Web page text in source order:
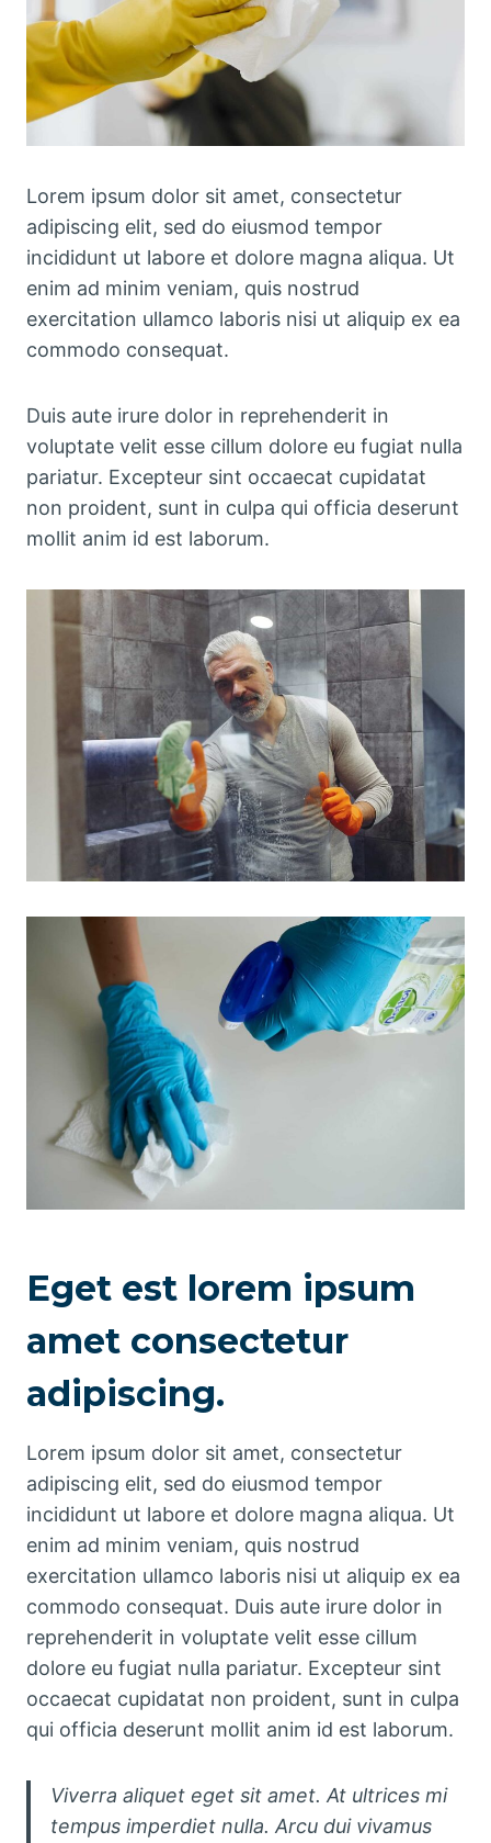
Lorem ipsum dolor sit amet, consectetur
adipiscing elit, sed do eiusmod tempor
incididunt ut labore et dolore magna aliqua. Ut
enim ad minim veniam, quis nostrud
exercitation ullamco laboris nisi ut aliquip ex ea
commodo consequat.
Duis aute irure dolor in reprehenderit in
voluptate velit esse cillum dolore eu fugiat nulla
pariatur. Excepteur sint occaecat cupidatat
non proident, sunt in culpa qui officia deserunt
mollit anim id est laborum.
Eget est lorem ipsum
amet consectetur
adipiscing.
Lorem ipsum dolor sit amet, consectetur
adipiscing elit, sed do eiusmod tempor
incididunt ut labore et dolore magna aliqua. Ut
enim ad minim veniam, quis nostrud
exercitation ullamco laboris nisi ut aliquip ex ea
commodo consequat. Duis aute irure dolor in
reprehenderit in voluptate velit esse cillum
dolore eu fugiat nulla pariatur. Excepteur sint
occaecat cupidatat non proident, sunt in culpa
qui officia deserunt mollit anim id est laborum.
Viverra aliquet eget sit amet. At ultrices mi
tempus imperdiet nulla. Arcu dui vivamus